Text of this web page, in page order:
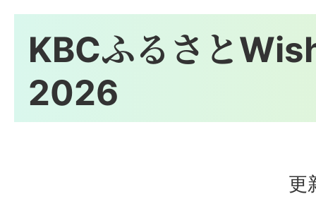
KBCふるさと
2026
更